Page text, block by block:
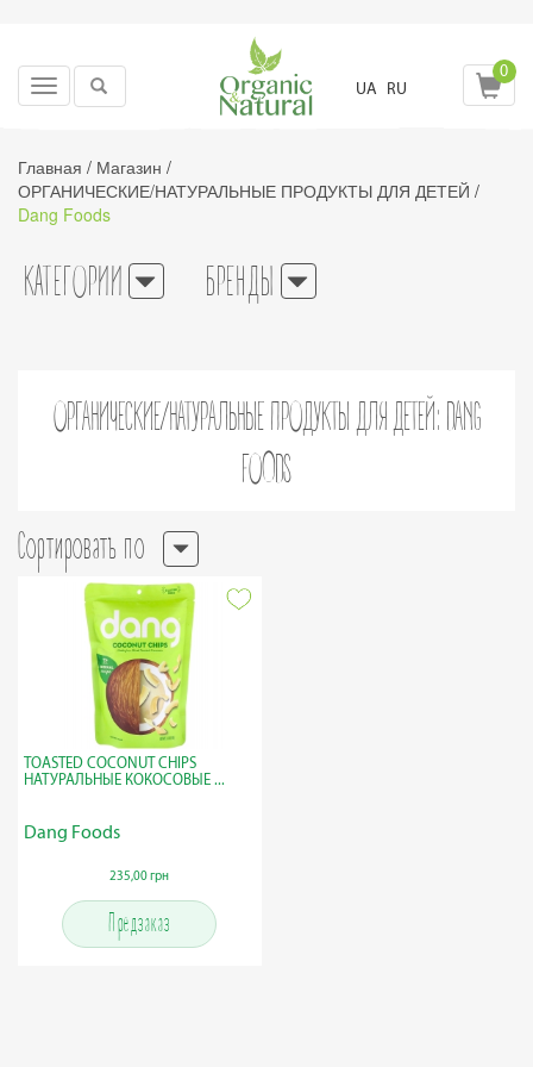
Toggle
UA RU
0
Главная / Магазин /
ОРГАНИЧЕСКИЕ/НАТУРАЛЬНЫЕ ПРОДУКТЫ ДЛЯ ДЕТЕЙ /
Dang Foods
КАТЕГОРИИ БРЕНДЫ
ОРГАНИЧЕСКИЕ/НАТУРАЛЬНЫЕ ПРОДУКТЫ ДЛЯ ДЕТЕЙ: DANG
FOODS
Сортировать по
TOASTED COCONUT CHIPS
НАТУРАЛЬНЫЕ КОКОСОВЫЕ ...
Dang Foods
235,00 грн
Предзаказ